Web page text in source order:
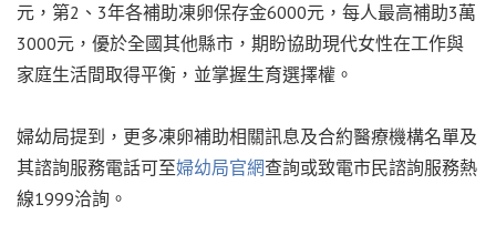
元，第2、3年各補助凍卵保存金6000元，每人最高補助3萬
3000元，優於全國其他縣市，期盼協助現代女性在工作與
家庭生活間取得平衡，並掌握生育選擇權。
婦幼局提到，更多凍卵補助相關訊息及合約醫療機構名單及
其諮詢服務電話可至婦幼局官網查詢或致電市民諮詢服務熱
線1999洽詢。